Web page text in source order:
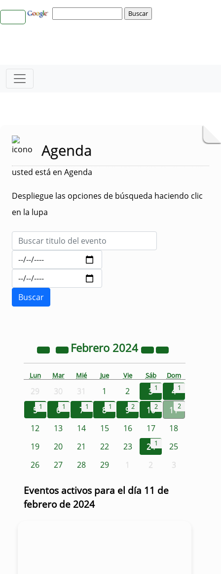
Agenda
usted está en Agenda
Despliegue las opciones de búsqueda haciendo clic
en la lupa
Febrero 2024
Lun Mar Mié Jue Vie Sáb Dom
29 30 31 1 2 3 1 4 1
5 1 6 1 7 1 8 1 92 102 112
12 13 14 15 16 17
18
19
20 21 22 23 241
25
26
27 28 29 1 2 3
Eventos activos para el día 11 de
febrero de 2024